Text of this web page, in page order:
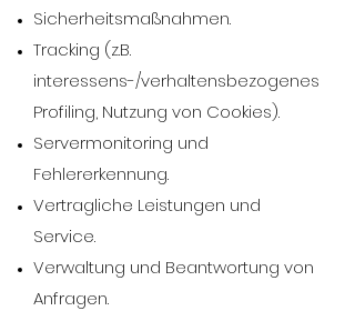
Sicherheitsmaßnahmen.
Tracking (z.B.
interessens-/verhaltensbezogenes
Profiling, Nutzung von Cookies).
Servermonitoring und
Fehlererkennung.
Vertragliche Leistungen und
Service.
Verwaltung und Beantwortung von
Anfragen.